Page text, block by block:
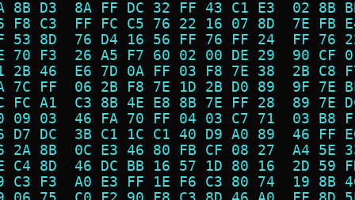
8B D3  8A FF DC 32 FF 43 C1 E3  02
F8 C3  FF FC C5 76 22 16 07 8D  7E
53 8D  76 D4 16 56 FF 76 FF 24  FF
70 F3  26 A5 F7 60 02 00 DE 29  90
2B 46  E6 7D 0A FF 03 F8 7E 38  2B
7C FF  06 2B F8 7E 1D 2B D0 89  9F
FC A1  C3 8B 4E E8 8B 7E FF 28  89
09 03  46 FA 70 FF 04 03 C7 71  03
D7 DC  3B C1 1C C1 40 D9 A0 89  46
2A 8B  0C E3 46 80 FB CF 08 27  A4
C4 8D  46 DC BB 16 57 1D 80 16  2D
C3 F3  A0 E3 FF 1E F6 C3 80 74  19